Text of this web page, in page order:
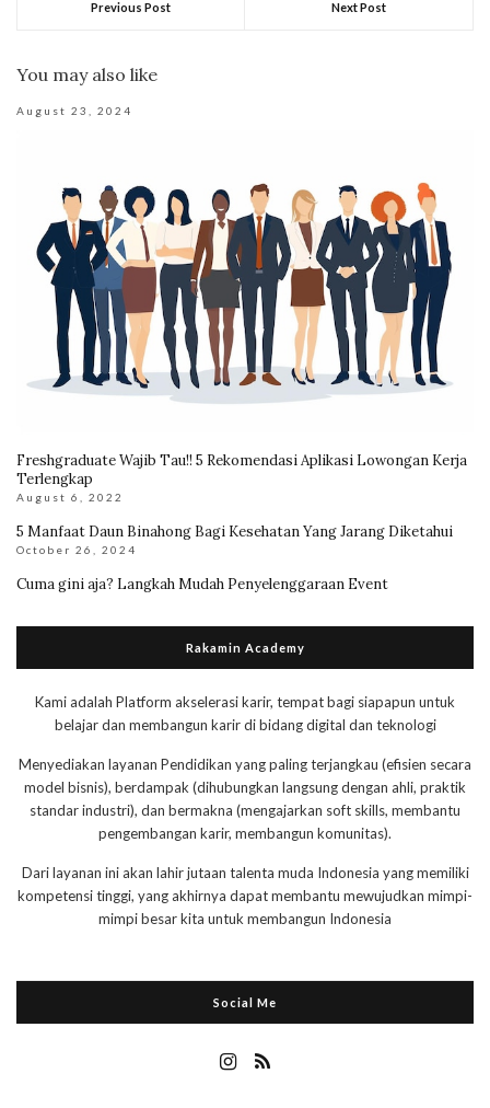
Previous Post Next Post
You may also like
August 23, 2024
Freshgraduate Wajib Tau!! 5 Rekomendasi Aplikasi Lowongan Kerja
Terlengkap
August 6, 2022
5 Manfaat Daun Binahong Bagi Kesehatan Yang Jarang Diketahui
October 26, 2024
Cuma gini aja? Langkah Mudah Penyelenggaraan Event
Rakamin Academy
Kami adalah Platform akselerasi karir, tempat bagi siapapun untuk
belajar dan membangun karir di bidang digital dan teknologi
Menyediakan layanan Pendidikan yang paling terjangkau (efisien secara
model bisnis), berdampak (dihubungkan langsung dengan ahli, praktik
standar industri), dan bermakna (mengajarkan soft skills, membantu
pengembangan karir, membangun komunitas).
Dari layanan ini akan lahir jutaan talenta muda Indonesia yang memiliki
kompetensi tinggi, yang akhirnya dapat membantu mewujudkan mimpi-
mimpi besar kita untuk membangun Indonesia
Social Me